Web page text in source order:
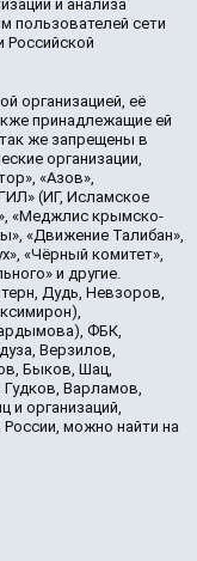
и анализа
пользователей сети
Российской
организацией, её
принадлежащие ей
же запрещены в
организации,
«Азов»,
(ИГ, Исламское
«Меджлис крымско-
«Движение Талибан»,
«Чёрный комитет»,
и другие.
Дудь, Невзоров,
ФБК,
Верзилов,
Быков, Шац,
Гудков, Варламов,
и организаций,
можно найти на